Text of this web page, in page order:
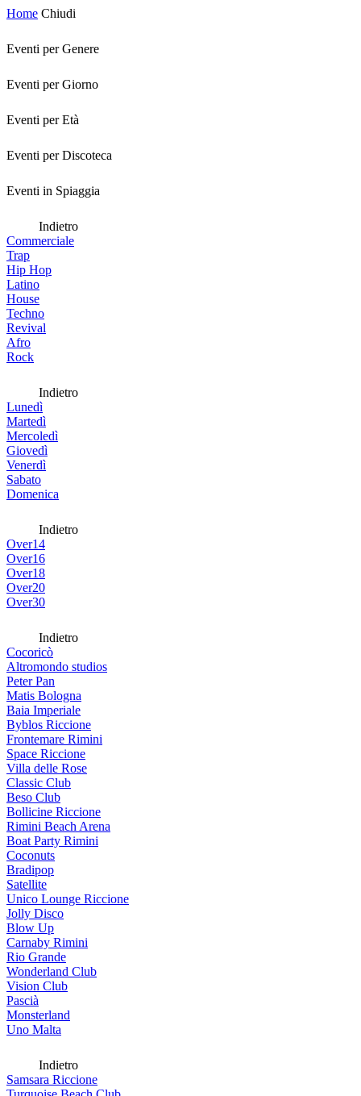
Home Chiudi
Eventi per Genere
Eventi per Giorno
Eventi per Età
Eventi per Discoteca
Eventi in Spiaggia
Indietro
Commerciale
Trap
Hip Hop
Latino
House
Techno
Revival
Afro
Rock
Indietro
Lunedì
Martedì
Mercoledì
Giovedì
Venerdì
Sabato
Domenica
Indietro
Over14
Over16
Over18
Over20
Over30
Indietro
Cocoricò
Altromondo studios
Peter Pan
Matis Bologna
Baia Imperiale
Byblos Riccione
Frontemare Rimini
Space Riccione
Villa delle Rose
Classic Club
Beso Club
Bollicine Riccione
Rimini Beach Arena
Boat Party Rimini
Coconuts
Bradipop
Satellite
Unico Lounge Riccione
Jolly Disco
Blow Up
Carnaby Rimini
Rio Grande
Wonderland Club
Vision Club
Pascià
Monsterland
Uno Malta
Indietro
Samsara Riccione